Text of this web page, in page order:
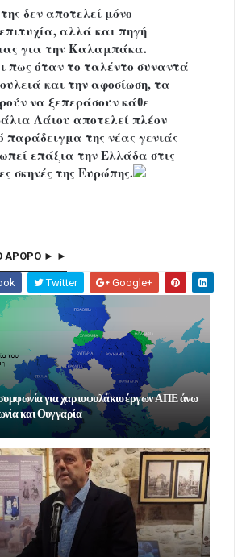
δεν αποτελεί μόνο
αλλά και πηγή
για την Καλαμπάκα.
πως όταν το ταλέντο συναντά
και την αφοσίωση, τα
να ξεπεράσουν κάθε
Λάιου αποτελεί πλέον
της νέας γενιάς
επάξια την Ελλάδα στις
σκηνές της Ευρώπης.
ΑΡΘΡΟ ► ►
Twitter Google+
για χαρτοφυλάκιο έργων ΑΠΕ άνω
και Ουγγαρία